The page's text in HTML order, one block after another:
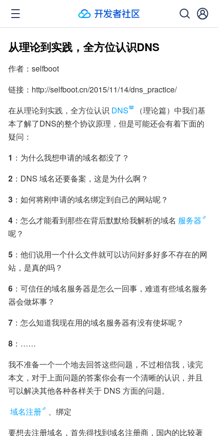
从理论到实践，全方位认识DNS
作者：selfboot
链接：http://selfboot.cn/2015/11/14/dns_practice/
在从理论到实践，全方位认识 DNS
（理论篇）中我们基
本了解了DNS的整个协议原理，但是可能还会有着下面的
疑问：
1 ：为什么我想申请的域名都没了？
2 ：DNS 域名还要备案，这是为什么啊？
3 ：如何将刚申请的域名绑定到自己的网站呢？
4 ：怎么才能看到那些在背后默默给我解析的域名 服务器
呢？
5 ：他们说用一个什么文件就可以访问好多好多不存在的网
站，是真的吗？
6 ：可信任的域名服务器是怎么一回事，难道有些域名服务
器会做坏事？
7 ：怎么知道我现在用的域名服务器有没有使坏呢？
8 ：……
我不准备一个一个地去回答这些问题，不过相信我，读完
本文，对于上面问题的答案你会有一个清晰的认识，并且
可以解决其他各种各样关于 DNS 方面的问题。
域名注册
、绑定
要想去注册域名，首先得找到域名注册商，国内的比较著